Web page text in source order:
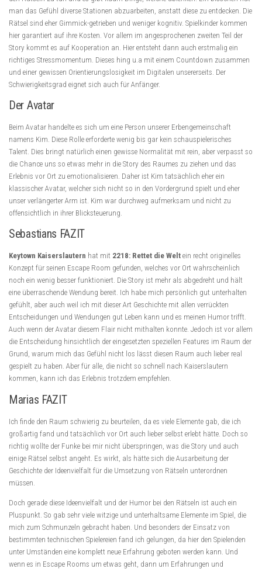
man das Gefühl diverse Stationen abzuarbeiten, anstatt diese zu entdecken. Die
Rätsel sind eher Gimmick-getrieben und weniger kognitiv. Spielkinder kommen
hier garantiert auf ihre Kosten. Vor allem im angesprochenen zweiten Teil der
Story kommt es auf Kooperation an. Hier entsteht dann auch erstmalig ein
richtiges Stressmomentum. Dieses hing u.a mit einem Countdown zusammen
und einer gewissen Orientierungslosigkeit im Digitalen unsererseits. Der
Schwierigkeitsgrad eignet sich auch für Anfänger.
Der Avatar
Beim Avatar handelte es sich um eine Person unserer Erbengemeinschaft
namens Kim. Diese Rolle erforderte wenig bis gar kein schauspielerisches
Talent. Dies bringt natürlich einen gewisse Normalität mit rein, aber verpasst so
die Chance uns so etwas mehr in die Story des Raumes zu ziehen und das
Erlebnis vor Ort zu emotionalisieren. Daher ist Kim tatsächlich eher ein
klassischer Avatar, welcher sich nicht so in den Vordergrund spielt und eher
unser verlängerter Arm ist. Kim war durchweg aufmerksam und nicht zu
offensichtlich in ihrer Blicksteuerung.
Sebastians FAZIT
Keytown Kaiserslautern hat mit 2218: Rettet die Welt ein recht originelles
Konzept für seinen Escape Room gefunden, welches vor Ort wahrscheinlich
noch ein wenig besser funktioniert. Die Story ist mehr als abgedreht und hält
eine überraschende Wendung bereit. Ich habe mich persönlich gut unterhalten
gefühlt, aber auch weil ich mit dieser Art Geschichte mit allen verrückten
Entscheidungen und Wendungen gut Leben kann und es meinen Humor trifft.
Auch wenn der Avatar diesem Flair nicht mithalten konnte. Jedoch ist vor allem
die Entscheidung hinsichtlich der eingesetzten speziellen Features im Raum der
Grund, warum mich das Gefühl nicht los lässt diesen Raum auch lieber real
gespielt zu haben. Aber für alle, die nicht so schnell nach Kaiserslautern
kommen, kann ich das Erlebnis trotzdem empfehlen.
Marias FAZIT
Ich finde den Raum schwierig zu beurteilen, da es viele Elemente gab, die ich
großartig fand und tatsächlich vor Ort auch lieber selbst erlebt hätte. Doch so
richtig wollte der Funke bei mir nicht überspringen, was die Story und auch
einige Rätsel selbst angeht. Es wirkt, als hätte sich die Ausarbeitung der
Geschichte der Ideenvielfalt für die Umsetzung von Rätseln unterordnen
müssen.
Doch gerade diese Ideenvielfalt und der Humor bei den Rätseln ist auch ein
Pluspunkt. So gab sehr viele witzige und unterhaltsame Elemente im Spiel, die
mich zum Schmunzeln gebracht haben. Und besonders der Einsatz von
bestimmten technischen Spielereien fand ich gelungen, da hier den Spielenden
unter Umständen eine komplett neue Erfahrung geboten werden kann. Und
wenn es in Escape Rooms um etwas geht, dann um Erfahrungen und